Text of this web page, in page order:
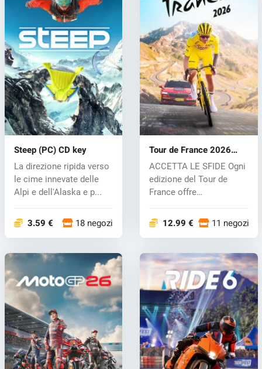
Steep (PC) CD key
La direzione ripida verso
le cime innevate delle
Alpi e dell'Alaska e p...
3.59 € 18 negozi
Tour de France 2026
(PC) key
ACCETTA LE SFIDE Ogni
edizione del Tour de
France offre
12.99 € 11 negozi